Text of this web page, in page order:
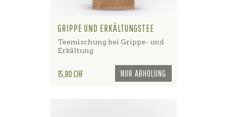
GRIPPE UND ERKÄLTUNGSTEE
Teemischung bei Grippe- und
Erkältung
NUR ABHOLUNG
Preis
15,80 CHF